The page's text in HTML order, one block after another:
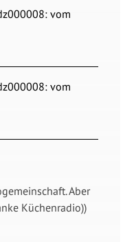
vom
vom
Aber
Küchenradio))